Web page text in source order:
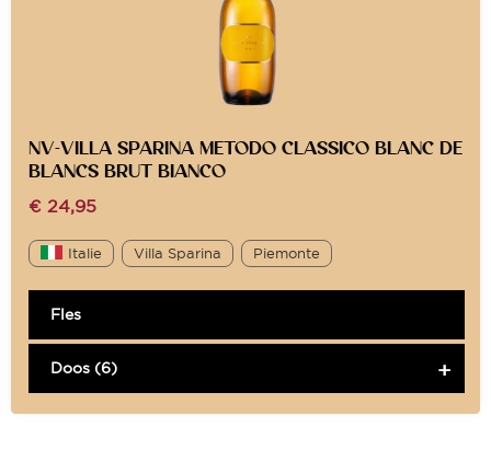
NV-VILLA SPARINA METODO CLASSICO BLANC DE
BLANCS BRUT BIANCO
€ 24,95
Italie Villa Sparina Piemonte
Fles
Doos (6)